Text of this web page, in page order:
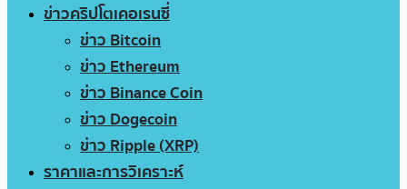
ข่าวคริปโตเคอเรนซี่
ข่าว Bitcoin
ข่าว Ethereum
ข่าว Binance Coin
ข่าว Dogecoin
ข่าว Ripple (XRP)
ราคาและการวิเคราะห์